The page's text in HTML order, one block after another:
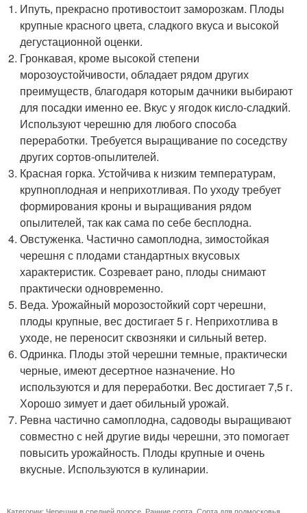
Ипуть, прекрасно противостоит заморозкам. Плоды
крупные красного цвета, сладкого вкуса и высокой
дегустационной оценки.
Гронкавая, кроме высокой степени
морозоустойчивости, обладает рядом других
преимуществ, благодаря которым дачники выбирают
для посадки именно ее. Вкус у ягодок кисло-сладкий.
Используют черешню для любого способа
переработки. Требуется выращивание по соседству
других сортов-опылителей.
Красная горка. Устойчива к низким температурам,
крупноплодная и неприхотливая. По уходу требует
формирования кроны и выращивания рядом
опылителей, так как сама по себе бесплодна.
Овстуженка. Частично самоплодна, зимостойкая
черешня с плодами стандартных вкусовых
характеристик. Созревает рано, плоды снимают
практически одновременно.
Веда. Урожайный морозостойкий сорт черешни,
плоды крупные, вес достигает 5 г. Неприхотлива в
уходе, не переносит сквозняки и сильный ветер.
Одринка. Плоды этой черешни темные, практически
черные, имеют десертное назначение. Но
используются и для переработки. Вес достигает 7,5 г.
Хорошо зимует и дает обильный урожай.
Ревна частично самоплодна, садоводы выращивают
совместно с ней другие виды черешни, это помогает
повысить урожайность. Плоды крупные и очень
вкусные. Используются в кулинарии.